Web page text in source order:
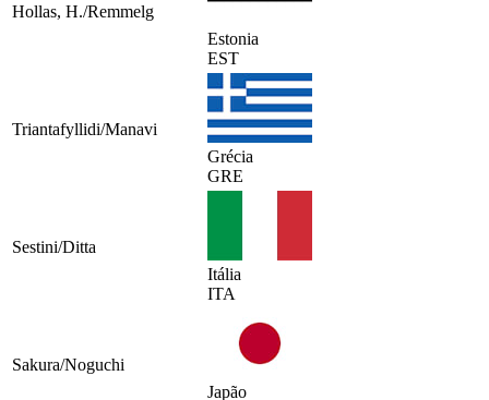
Hollas, H./Remmelg
Estonia
EST
Triantafyllidi/Manavi
Grécia
GRE
Sestini/Ditta
Itália
ITA
Sakura/Noguchi
Japão